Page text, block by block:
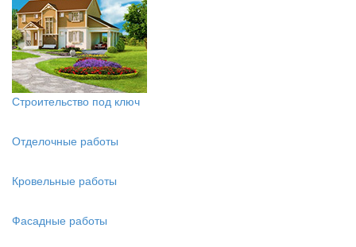
Строительство под ключ
Отделочные работы
Кровельные работы
Фасадные работы